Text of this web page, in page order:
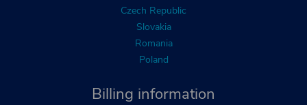
Billing information
Czech Republic
Slovakia
Romania
Poland